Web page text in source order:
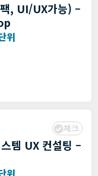
, UI/UX가능) –
위
체크
템 UX 컨설팅 –
위